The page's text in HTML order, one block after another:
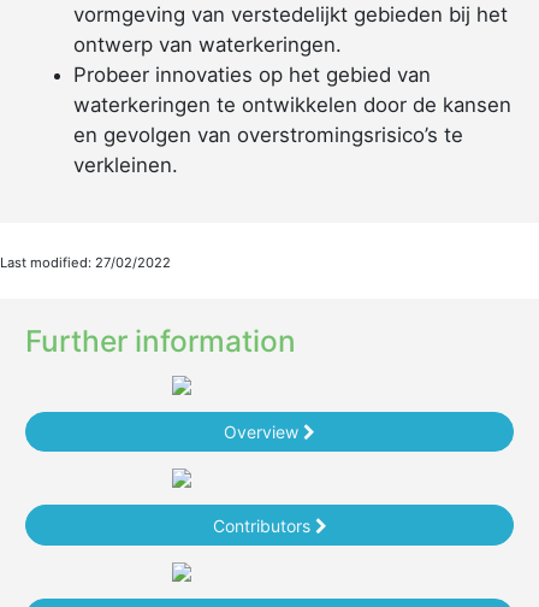
vormgeving van verstedelijkt gebieden bij het
ontwerp van waterkeringen.
Probeer innovaties op het gebied van
waterkeringen te ontwikkelen door de kansen
en gevolgen van overstromingsrisico’s te
verkleinen.
Last modified: 27/02/2022
Further information
Overview
Contributors